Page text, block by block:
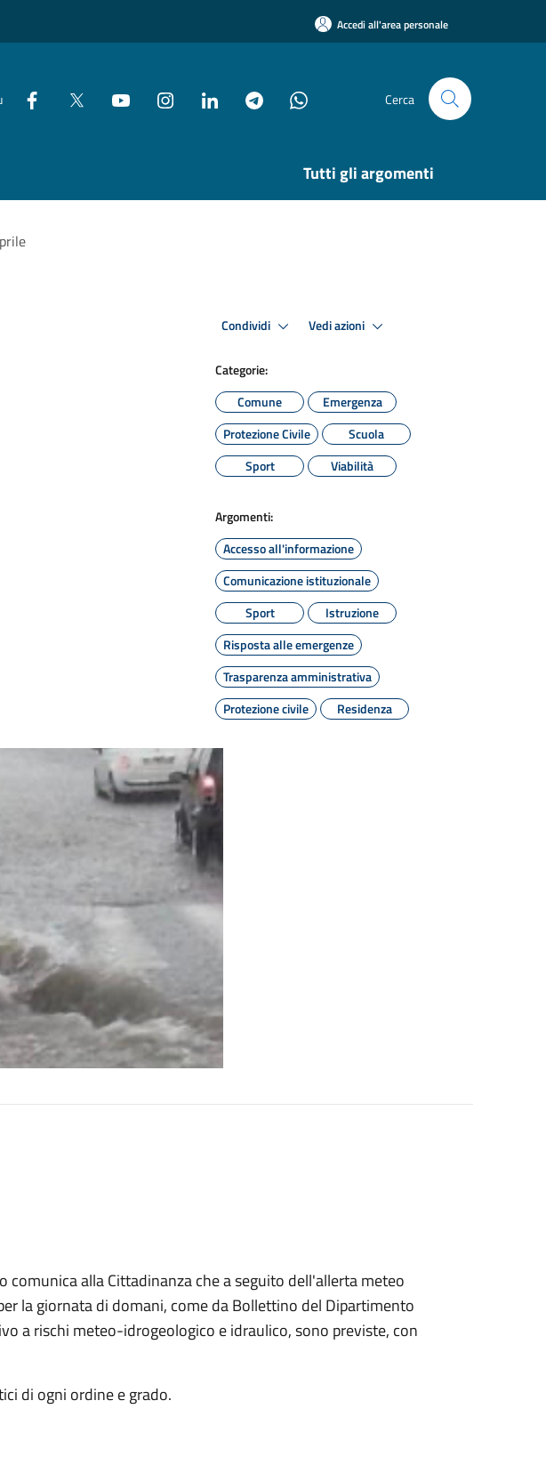
Accedi all'area personale
Cerca
Tutti gli argomenti
Condividi Vedi azioni
Categorie:
Comune
Emergenza
Protezione Civile
Scuola
Sport
Viabilità
Argomenti:
Accesso all'informazione
Comunicazione istituzionale
Sport
Istruzione
Risposta alle emergenze
Trasparenza amministrativa
Protezione civile
Residenza
comunica alla Cittadinanza che a seguito dell'allerta meteo
la giornata di domani, come da Bollettino del Dipartimento
a rischi meteo-idrogeologico e idraulico, sono previste, con
di ogni ordine e grado.